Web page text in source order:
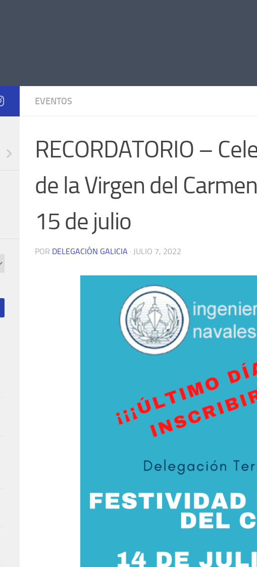
EVENTOS
RECORDATORIO –
de la Virgen del
15 de julio
POR DELEGACIÓN GALICIA · JULIO 7, 2022